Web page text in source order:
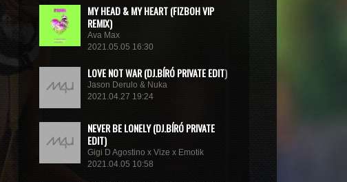
MY HEAD & MY HEART (FIZBOH VIP
REMIX)
Ava Max
2021.05.05 16:30
LOVE NOT WAR (DJ.BÍRÓ PRIVATE EDIT)
Jason Derulo & Nuka
2021.04.27 19:24
NEVER BE LONELY (DJ.BÍRÓ PRIVATE
EDIT)
Gigi D Agostino x Vize x Emotik
2021.04.05 10:58